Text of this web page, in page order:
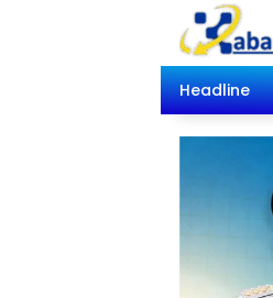
Headline